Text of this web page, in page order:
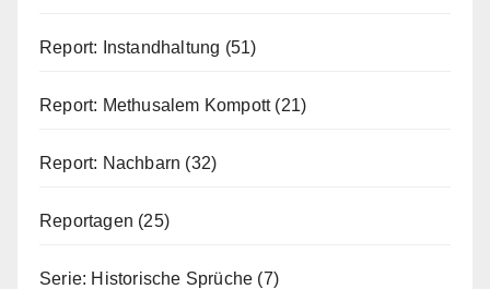
Report: Instandhaltung (51)
Report: Methusalem Kompott(21)
Report: Nachbarn (32)
Reportagen (25)
Serie: Historische Sprüche (7)